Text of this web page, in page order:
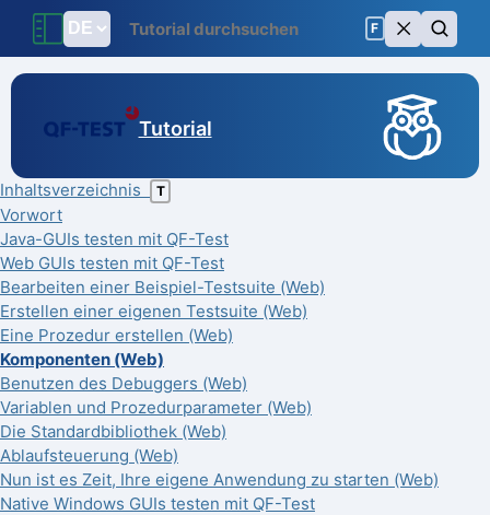
F
Tutorial
Inhaltsverzeichnis T
Vorwort
Java-GUIs testen mit QF-Test
Web GUIs testen mit QF-Test
Bearbeiten einer Beispiel-Testsuite (Web)
Erstellen einer eigenen Testsuite (Web)
Eine Prozedur erstellen (Web)
Komponenten (Web)
Benutzen des Debuggers (Web)
Variablen und Prozedurparameter (Web)
Die Standardbibliothek (Web)
Ablaufsteuerung (Web)
Nun ist es Zeit, Ihre eigene Anwendung zu starten (Web)
Native Windows GUIs testen mit QF-Test